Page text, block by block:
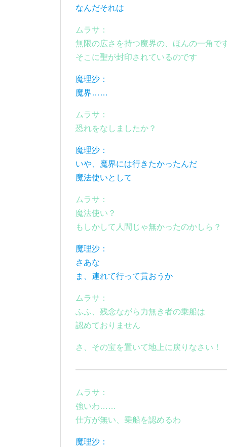
なんだそれは
ムラサ：
無限の広さを持つ魔界の、ほんの一角で
そこに聖が封印されているのです
魔理沙：
魔界……
ムラサ：
恐れをなしましたか？
魔理沙：
いや、魔界には行きたかったんだ
魔法使いとして
ムラサ：
魔法使い？
もしかして人間じゃ無かったのかしら？
魔理沙：
さあな
ま、連れて行って貰おうか
ムラサ：
ふふ、残念ながら力無き者の乗船は
認めておりません
さ、その宝を置いて地上に戻りなさい！
ムラサ：
強いわ……
仕方が無い、乗船を認めるわ
魔理沙：